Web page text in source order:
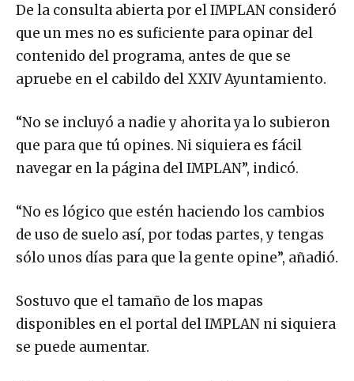
De la consulta abierta por el IMPLAN consideró
que un mes no es suficiente para opinar del
contenido del programa, antes de que se
apruebe en el cabildo del XXIV Ayuntamiento.
“No se incluyó a nadie y ahorita ya lo subieron
que para que tú opines. Ni siquiera es fácil
navegar en la página del IMPLAN”, indicó.
“No es lógico que estén haciendo los cambios
de uso de suelo así, por todas partes, y tengas
sólo unos días para que la gente opine”, añadió.
Sostuvo que el tamaño de los mapas
disponibles en el portal del IMPLAN ni siquiera
se puede aumentar.